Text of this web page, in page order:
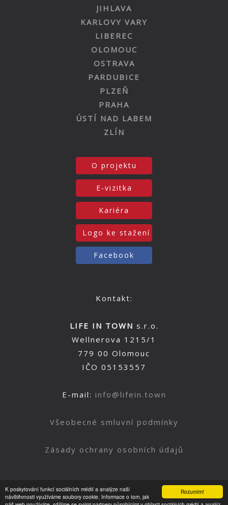
Rozumím!
K poskytování funkcí sociálních médií a analýze naší
návštěvnosti využíváme soubory cookie. Informace o tom, jak
JIHLAVA
KARLOVY VARY
LIBEREC
OLOMOUC
OSTRAVA
PARDUBICE
PLZEŇ
PRAHA
ÚSTÍ NAD LABEM
ZLÍN
O projektu
E-vizitka
Kariéra
Logo ke stažení
Facebook
Kontakt:
LIFE IN TOWN s.r.o.
Wellnerova 1215/1
779 00 Olomouc
IČO 05153557
E-mail: info@lifein.town
Všeobecné smluvní podmínky
Zásady ochrany osobních údajů
Nahoru